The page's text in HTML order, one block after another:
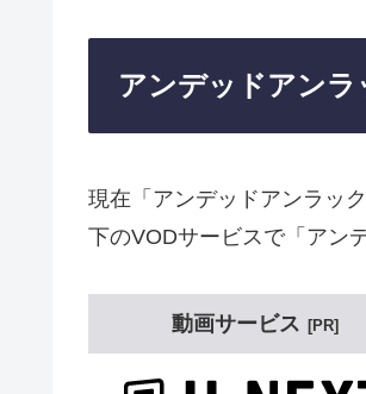
アンデッドアンラ
現在「アンデッドアンラッ
下のVODサービスで「アン
動画サービス PR